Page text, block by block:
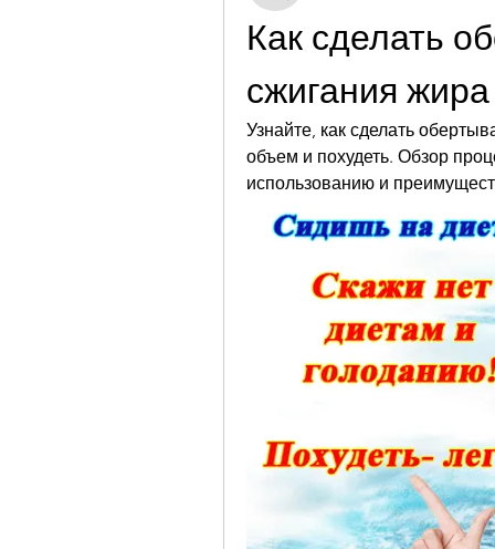
Как сделать
сжигания жира
Узнайте, как сделать
объем и похудеть. Обзор
использованию и